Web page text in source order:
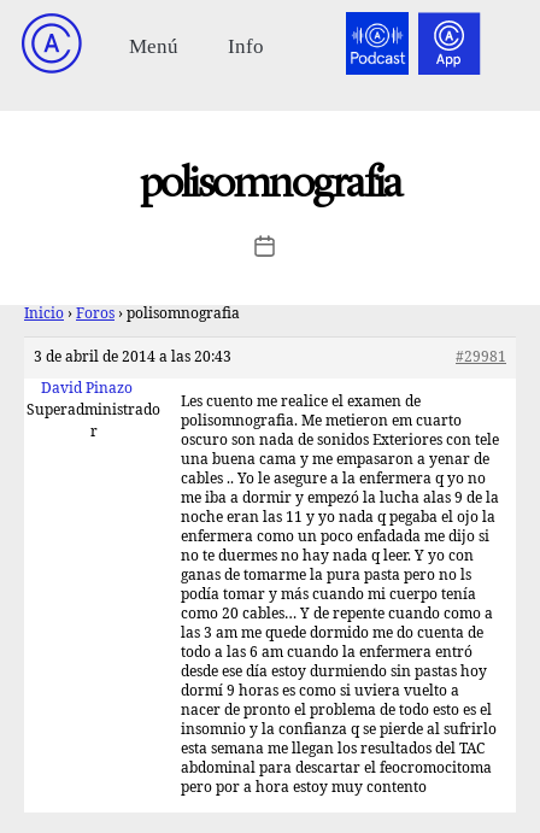
polisomnografia
Inicio › Foros › polisomnografia
3 de abril de 2014 a las 20:43
#29981
David Pinazo
Superadministrado
r
Les cuento me realice el examen de
polisomnografia. Me metieron em cuarto
oscuro son nada de sonidos Exteriores con tele
una buena cama y me empasaron a yenar de
cables .. Yo le asegure a la enfermera q yo no
me iba a dormir y empezó la lucha alas 9 de la
noche eran las 11 y yo nada q pegaba el ojo la
enfermera como un poco enfadada me dijo si
no te duermes no hay nada q leer. Y yo con
ganas de tomarme la pura pasta pero no ls
podía tomar y más cuando mi cuerpo tenía
como 20 cables… Y de repente cuando como a
las 3 am me quede dormido me do cuenta de
todo a las 6 am cuando la enfermera entró
desde ese día estoy durmiendo sin pastas hoy
dormí 9 horas es como si uviera vuelto a
nacer de pronto el problema de todo esto es el
insomnio y la confianza q se pierde al sufrirlo
esta semana me llegan los resultados del TAC
abdominal para descartar el feocromocitoma
pero por a hora estoy muy contento